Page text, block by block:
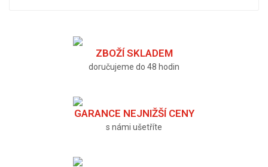
ZBOŽÍ SKLADEM
doručujeme do 48 hodin
GARANCE NEJNIŽŠÍ CENY
s námi ušetříte